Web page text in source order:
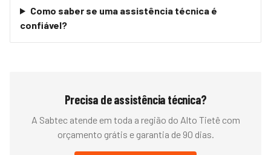
Como saber se uma assistência técnica é
confiável?
Precisa de assistência técnica?
A Sabtec atende em toda a região do Alto Tietêcom
orçamento grátis e garantia de 90 dias.